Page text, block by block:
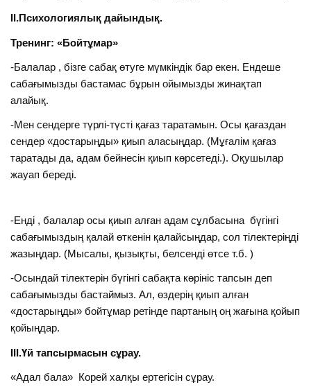
ІІ.Психологиялық дайындық.
Тренинг: «Бойтұмар»
-Балалар , бізге сабақ өтуге мүмкіндік бар екен. Ендеше
сабағымызды бастамас бұрын ойымызды жинақтап
алайық.
-Мен сендерге түрлі-түсті қағаз таратамын. Осы қағаздан
сендер «достарыңды» қиып аласыңдар. (Мұғалім қағаз
таратады да, адам бейнесін қиып көрсетеді.). Оқушылар
жауап береді.
-Енді , балалар осы қиып алған адам сұлбасына бүгінгі
сабағымыздың қалай өткенін қалайсыңдар, сол тілектеріңді
жазыңдар. (Мысалы, қызықты, белсенді өтсе т.б. )
-Осындай тілектерін бүгінгі сабақта көрініс тапсын деп
сабағымызды бастаймыз. Ал, өздерің қиып алған
«достарыңды» бойтұмар ретінде партаның оң жағына қойып
қойыңдар.
ІІІ.Үй тапсырмасын сұрау.
«Адал бала» Корей халқы ертегісін сұрау.